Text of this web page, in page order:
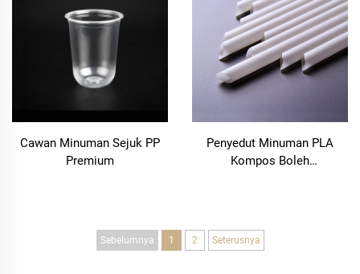
Cawan Minuman Sejuk PP
Premium
Penyedut Minuman PLA
Kompos Boleh
Sebelumnya 1 2 Seterusnya